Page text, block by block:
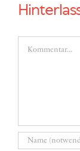
Kommentar